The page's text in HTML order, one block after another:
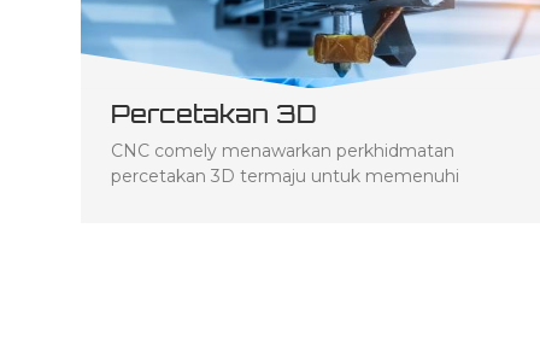
Percetakan 3D
CNC comely menawarkan perkhidmatan
percetakan 3D termaju untuk memenuhi